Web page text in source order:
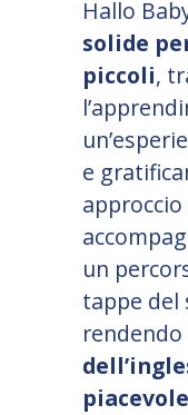
Hallo
solide
piccoli,
l’
un’
e
un
tappe del
rendendo
dell’